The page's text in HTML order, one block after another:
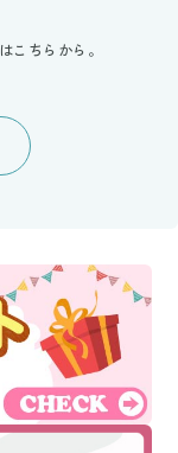
こちらから。